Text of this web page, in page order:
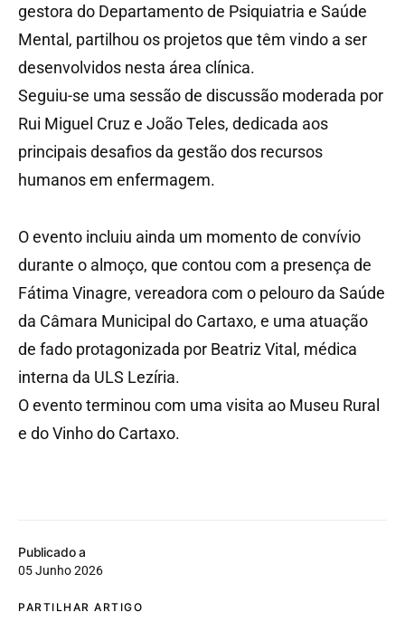
Publicado a
05 Junho 2026
PARTILHAR ARTIGO
gestora do Departamento de Psiquiatria e Saúde
Mental, partilhou os projetos que têm vindo a ser
desenvolvidos nesta área clínica.
Seguiu-se uma sessão de discussão moderada por
Rui Miguel Cruz e João Teles, dedicada aos
principais desafios da gestão dos recursos
humanos em enfermagem.
O evento incluiu ainda um momento de convívio
durante o almoço, que contou com a presença de
Fátima Vinagre, vereadora com o pelouro da Saúde
da Câmara Municipal do Cartaxo, e uma atuação
de fado protagonizada por Beatriz Vital, médica
interna da ULS Lezíria.
O evento terminou com uma visita ao Museu Rural
e do Vinho do Cartaxo.